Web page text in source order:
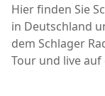
Hier finden Sie
in Deutschland
dem Schlager
Tour und live